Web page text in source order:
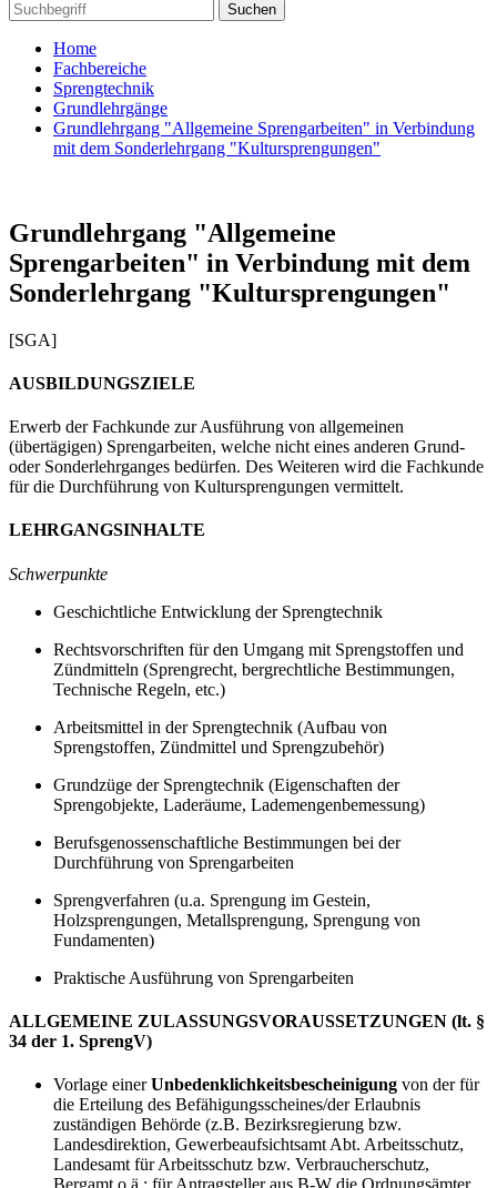
Suchen
Home
Fachbereiche
Sprengtechnik
Grundlehrgänge
Grundlehrgang "Allgemeine Sprengarbeiten" in Verbindung
mit dem Sonderlehrgang "Kultursprengungen"
Grundlehrgang "Allgemeine
Sprengarbeiten" in Verbindung mit dem
Sonderlehrgang "Kultursprengungen"
[SGA]
AUSBILDUNGSZIELE
Erwerb der Fachkunde zur Ausführung von allgemeinen
(übertägigen) Sprengarbeiten, welche nicht eines anderen Grund-
oder Sonderlehrganges bedürfen. Des Weiteren wird die Fachkunde
für die Durchführung von Kultursprengungen vermittelt.
LEHRGANGSINHALTE
Schwerpunkte
Geschichtliche Entwicklung der Sprengtechnik
Rechtsvorschriften für den Umgang mit Sprengstoffen und
Zündmitteln (Sprengrecht, bergrechtliche Bestimmungen,
Technische Regeln, etc.)
Arbeitsmittel in der Sprengtechnik (Aufbau von
Sprengstoffen, Zündmittel und Sprengzubehör)
Grundzüge der Sprengtechnik (Eigenschaften der
Sprengobjekte, Laderäume, Lademengenbemessung)
Berufsgenossenschaftliche Bestimmungen bei der
Durchführung von Sprengarbeiten
Sprengverfahren (u.a. Sprengung im Gestein,
Holzsprengungen, Metallsprengung, Sprengung von
Fundamenten)
Praktische Ausführung von Sprengarbeiten
ALLGEMEINE ZULASSUNGSVORAUSSETZUNGEN (lt. §
34 der 1. SprengV)
Vorlage einerUnbedenklichkeitsbescheinigung von der für
die Erteilung des Befähigungsscheines/der Erlaubnis
zuständigen Behörde (z.B. Bezirksregierung bzw.
Landesdirektion, Gewerbeaufsichtsamt Abt. Arbeitsschutz,
Landesamt für Arbeitsschutz bzw. Verbraucherschutz,